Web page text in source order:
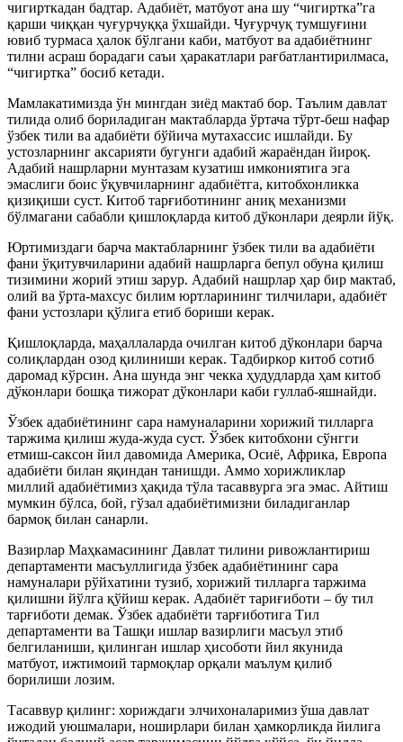
чигирткадан бадтар. Адабиёт, матбуот ана шу “чигиртка”га
қарши чиққан чуғурчуққа ўхшайди. Чуғурчуқ тумшуғини
ювиб турмаса ҳалок бўлгани каби, матбуот ва адабиётнинг
тилни асраш борадаги саъи ҳаракатлари рағбатлантирилмаса,
“чигиртка” босиб кетади.
Мамлакатимизда ўн мингдан зиёд мактаб бор. Таълим давлат
тилида олиб бориладиган мактабларда ўртача тўрт-беш нафар
ўзбек тили ва адабиёти бўйича мутахассис ишлайди. Бу
устозларнинг аксарияти бугунги адабий жараёндан йироқ.
Адабий нашрларни мунтазам кузатиш имкониятига эга
эмаслиги боис ўқувчиларнинг адабиётга, китобхонликка
қизиқиши суст. Китоб тарғиботининг аниқ механизми
бўлмагани сабабли қишлоқларда китоб дўконлари деярли йўқ.
Юртимиздаги барча мактабларнинг ўзбек тили ва адабиёти
фани ўқитувчиларини адабий нашрларга бепул обуна қилиш
тизимини жорий этиш зарур. Адабий нашрлар ҳар бир мактаб,
олий ва ўрта-махсус билим юртларининг тилчилари, адабиёт
фани устозлари қўлига етиб бориши керак.
Қишлоқларда, маҳаллаларда очилган китоб дўконлари барча
солиқлардан озод қилиниши керак. Тадбиркор китоб сотиб
даромад кўрсин. Ана шунда энг чекка ҳудудларда ҳам китоб
дўконлари бошқа тижорат дўконлари каби гуллаб-яшнайди.
Ўзбек адабиётининг сара намуналарини хорижий тилларга
таржима қилиш жуда-жуда суст. Ўзбек китобхони сўнгги
етмиш-саксон йил давомида Америка, Осиё, Африка, Европа
адабиёти билан яқиндан танишди. Аммо хорижликлар
миллий адабиётимиз ҳақида тўла тасаввурга эга эмас. Айтиш
мумкин бўлса, бой, гўзал адабиётимизни биладиганлар
бармоқ билан санарли.
Вазирлар Маҳкамасининг Давлат тилини ривожлантириш
департаменти масъуллигида ўзбек адабиётининг сара
намуналари рўйхатини тузиб, хорижий тилларга таржима
қилишни йўлга қўйиш керак. Адабиёт тариғиботи – бу тил
тарғиботи демак. Ўзбек адабиёти тарғиботига Тил
департаменти ва Ташқи ишлар вазирлиги масъул этиб
белгиланиши, қилинган ишлар ҳисоботи йил якунида
матбуот, ижтимоий тармоқлар орқали маълум қилиб
борилиши лозим.
Тасаввур қилинг: хориждаги элчихоналаримиз ўша давлат
ижодий уюшмалари, ноширлари билан ҳамкорликда йилига